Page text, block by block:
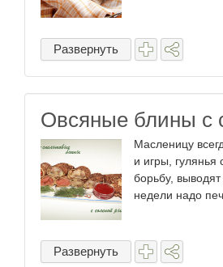
Развернуть
Овсяные блины с
Масленицу
и игры,
борьбу,
недели надо
Развернуть